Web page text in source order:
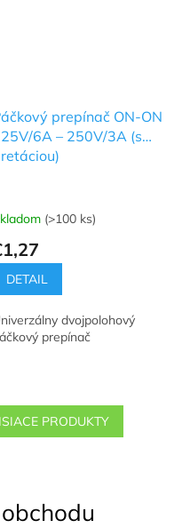
prepínač ON-ON
6A – 250V/3A (s
(>100 ks)
DETAIL
dvojpolohový
prepínač
PRODUKTY